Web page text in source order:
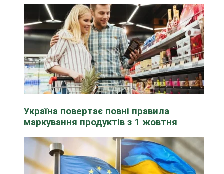
Україна повертає повні правила
маркування продуктів з 1 жовтня